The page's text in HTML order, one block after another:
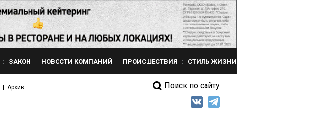
ЗАКОН НОВОСТИ КОМПАНИЙ ПРОИСШЕСТВИЯ СТИЛЬ ЖИЗНИ
Архив Поиск по сайту